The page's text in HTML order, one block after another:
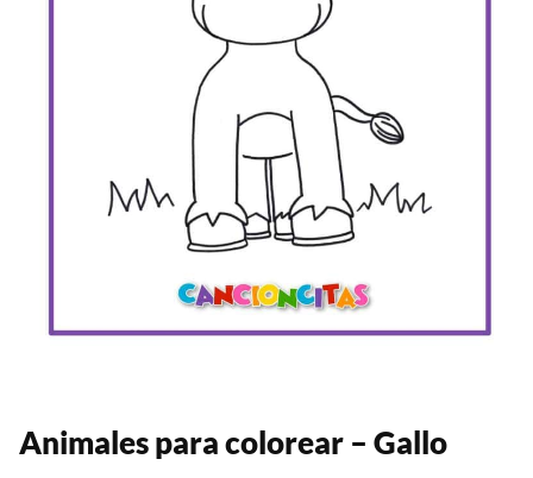
Animales para colorear – Gallo